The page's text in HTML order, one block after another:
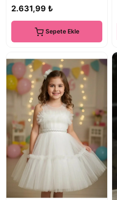
2.631,99 ₺
Sepete Ekle